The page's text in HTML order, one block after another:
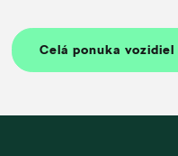
Celá ponuka vozidiel